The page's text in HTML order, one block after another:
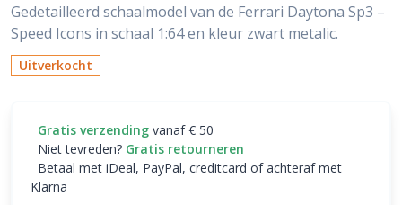
Gedetailleerd schaalmodel van de Ferrari Daytona Sp3 –
Speed Icons in schaal 1:64 en kleur zwart metalic.
Uitverkocht
Gratis verzending vanaf € 50
Niet tevreden? Gratis retourneren
Betaal met iDeal, PayPal, creditcard of achteraf met
Klarna